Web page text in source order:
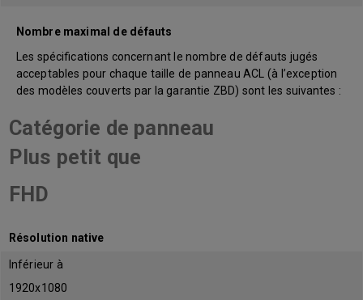
Nombre maximal de défauts
Les spécifications concernant le nombre de défauts jugés
acceptables pour chaque taille de panneau ACL (à l’exception
des modèles couverts par la garantie ZBD) sont les suivantes :
Catégorie de panneau
Plus petit que
FHD
Résolution native
Inférieur à
1920x1080